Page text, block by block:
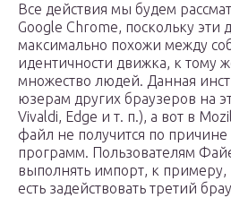
Все действия мы будем
Google Chrome, поскольку эти
максимально похожи между
идентичности движка, к тому
множество людей. Данная
юзерам других браузеров на
Vivaldi, Edge и т. п.), а вот в
файл не получится по причине
программ. Пользователям
выполнять импорт, к примеру,
есть задействовать третий